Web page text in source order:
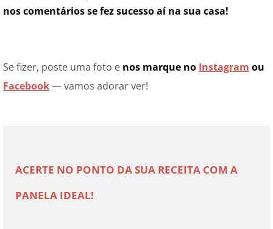
nos comentários se fez sucesso aí na sua casa!
Se fizer, poste uma foto e nos marque no Instagram ou
Facebook— vamos adorar ver!
ACERTE NO PONTO DA SUA RECEITA COM A
PANELA IDEAL!